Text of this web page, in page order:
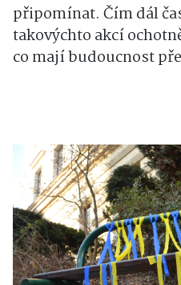
připomínat. Čím dál
takovýchto akcí
co mají budoucnost